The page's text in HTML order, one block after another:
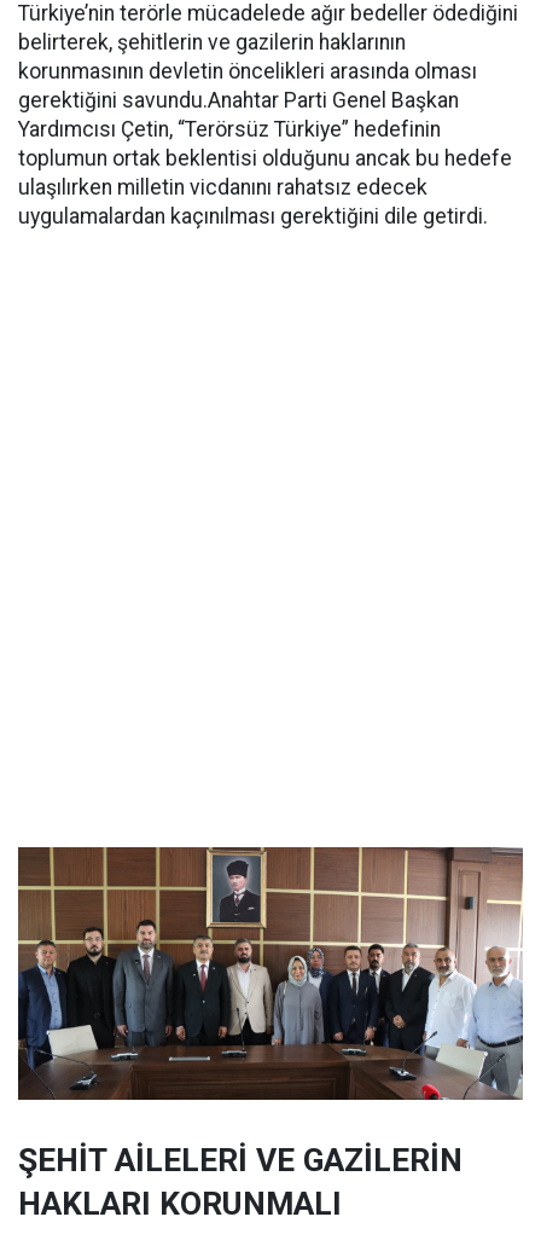
Türkiye’nin terörle mücadelede ağır bedeller ödediğini
belirterek, şehitlerin ve gazilerin haklarının
korunmasının devletin öncelikleri arasında olması
gerektiğini savundu.Anahtar Parti Genel Başkan
Yardımcısı Çetin, “Terörsüz Türkiye” hedefinin
toplumun ortak beklentisi olduğunu ancak bu hedefe
ulaşılırken milletin vicdanını rahatsız edecek
uygulamalardan kaçınılması gerektiğini dile getirdi.
ŞEHİT AİLELERİ VE GAZİLERİN
HAKLARI KORUNMALI